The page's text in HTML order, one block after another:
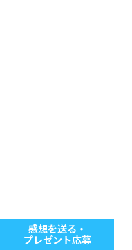
感想を送る・
プレゼント応募